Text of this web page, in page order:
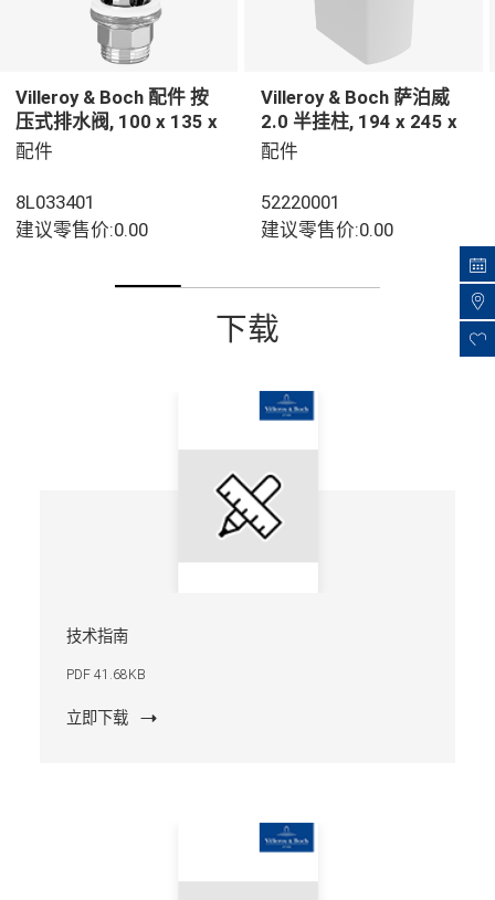
Villeroy & Boch 配件 按
压式排水阀, 100 x 135 x
69,5 mm, 白色
配件
8L033401
建议零售价:0.00
Villeroy & Boch 萨泊威
2.0 半挂柱, 194 x 245 x
300 mm, 白色
配件
52220001
建议零售价:0.00
下载
技术指南
PDF 41.68KB
立即下载